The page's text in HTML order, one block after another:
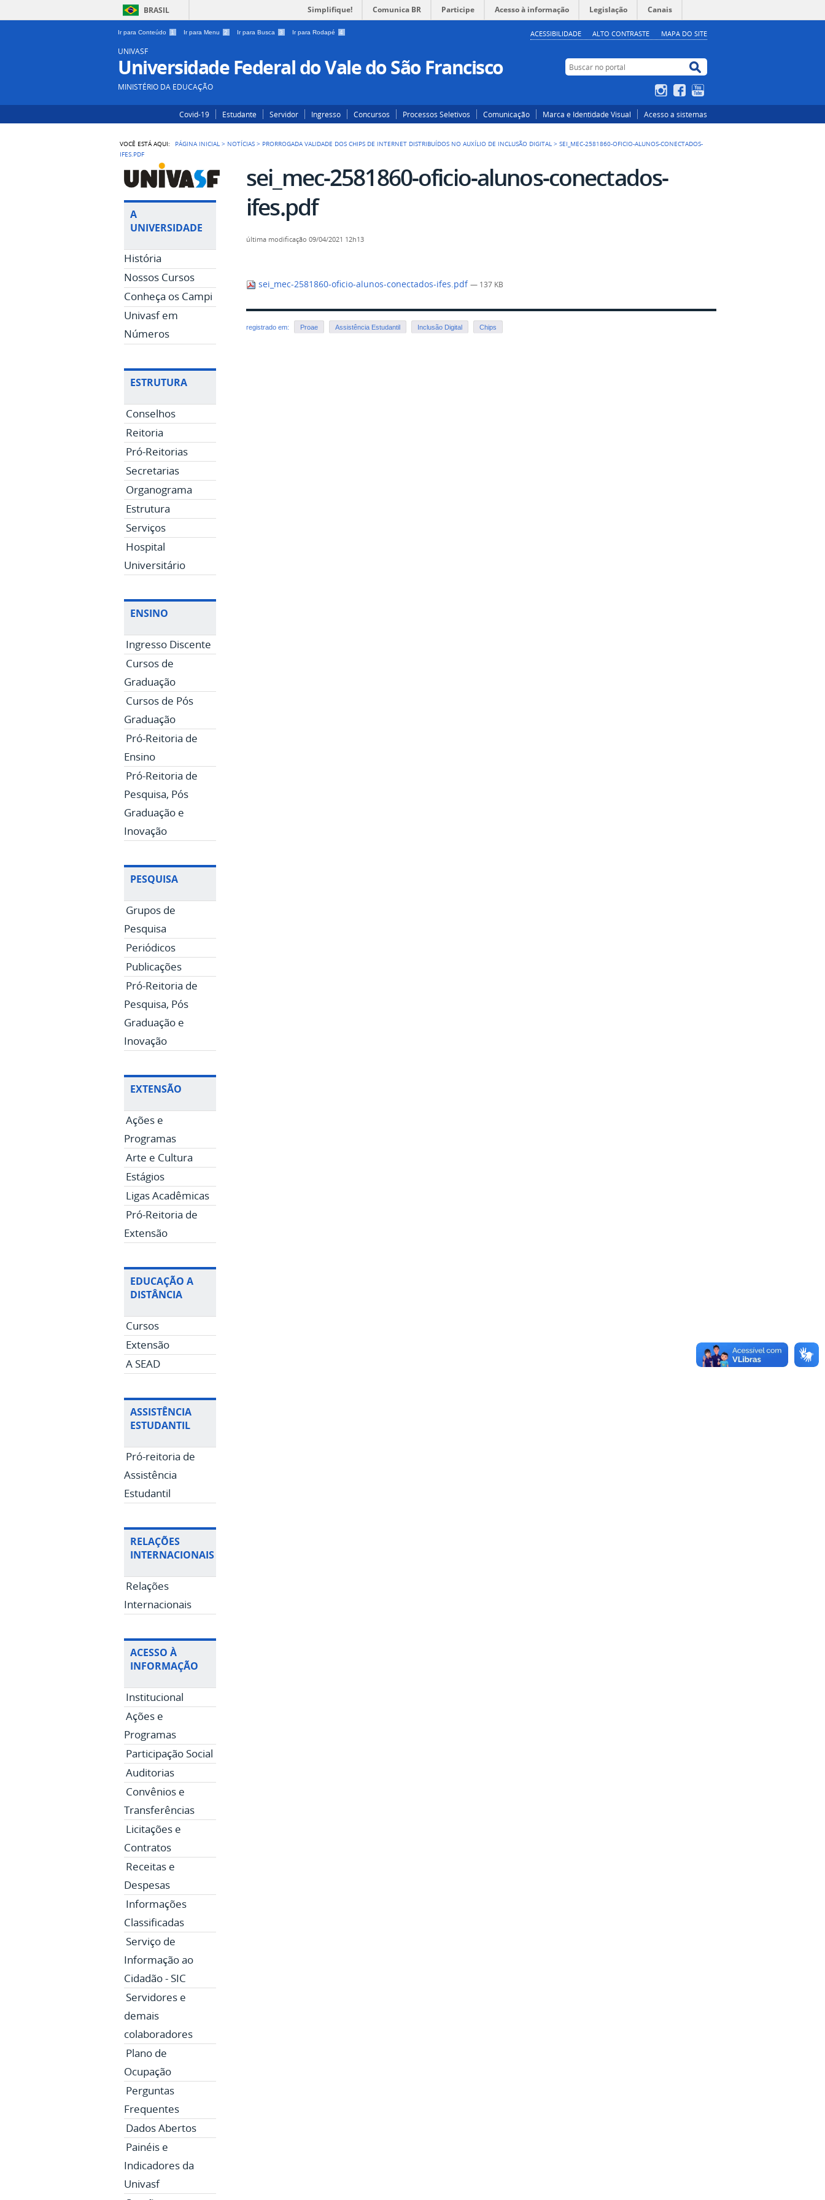
BRASIL Simplifique! Comunica BR Participe Acesso à informação Legislação Canais
Ir para Conteúdo 1 Ir para Menu 2 Ir para Busca 3 Ir para Rodapé 4 ACESSIBILIDADE ALTO CONTRASTE MAPA DO SITE
UNIVASF
Universidade Federal do Vale do São Francisco
MINISTÉRIO DA EDUCAÇÃO
Buscar no portal
Buscar no portal
InstagramFacebook
Covid-19 Estudante Servidor Ingresso Concursos Processos Seletivos Comunicação Marca e Identidade Visual Acesso a sistemas
VOCÊ ESTÁ AQUI: PÁGINA INICIAL > NOTÍCIAS > PRORROGADA VALIDADE DOS CHIPS DE INTERNET DISTRIBUÍDOS NO AUXÍLIO DE INCLUSÃO DIGITAL >SEI_MEC-2581860-OFICIO-ALUNOS-CONECTADOS-
IFES.PDF
A
UNIVERSIDADE
História
Nossos Cursos
Conheça os Campi
Univasf em
Números
ESTRUTURA
Conselhos
Reitoria
Pró-Reitorias
Secretarias
Organograma
Estrutura
Serviços
Hospital
Universitário
ENSINO
Ingresso Discente
Cursos de
Graduação
Cursos de Pós
Graduação
Pró-Reitoria de
Ensino
Pró-Reitoria de
Pesquisa, Pós
Graduação e
Inovação
PESQUISA
Grupos de
Pesquisa
Periódicos
Publicações
Pró-Reitoria de
Pesquisa, Pós
Graduação e
Inovação
EXTENSÃO
Ações e
Programas
Arte e Cultura
Estágios
Ligas Acadêmicas
Pró-Reitoria de
Extensão
EDUCAÇÃO A
DISTÂNCIA
Cursos
Extensão
A SEAD
ASSISTÊNCIA
ESTUDANTIL
Pró-reitoria de
Assistência
Estudantil
RELAÇÕES
INTERNACIONAIS
Relações
Internacionais
ACESSO À
INFORMAÇÃO
Institucional
Ações e
Programas
Participação Social
Auditorias
Convênios e
Transferências
Licitações e
Contratos
Receitas e
Despesas
Informações
Classificadas
Serviço de
Informação ao
Cidadão - SIC
Servidores e
demais
colaboradores
Plano de
Ocupação
Perguntas
Frequentes
Dados Abertos
Painéis e
Indicadores da
Univasf
sei_mec-2581860-oficio-alunos-conectados-
ifes.pdf
última modificação 09/04/2021 12h13
sei_mec-2581860-oficio-alunos-conectados-ifes.pdf— 137 KB
registrado em: Proae Assistência Estudantil Inclusão Digital Chips